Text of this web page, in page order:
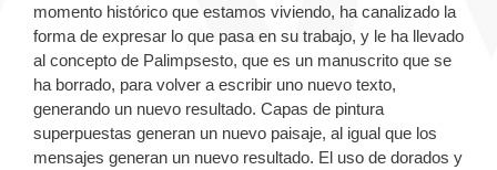
momento histórico que estamos viviendo, ha canalizado la
forma de expresar lo que pasa en su trabajo, y le ha llevado
al concepto de Palimpsesto, que es un manuscrito que se
ha borrado, para volver a escribir uno nuevo texto,
generando un nuevo resultado. Capas de pintura
superpuestas generan un nuevo paisaje, al igual que los
mensajes generan un nuevo resultado. El uso de dorados y